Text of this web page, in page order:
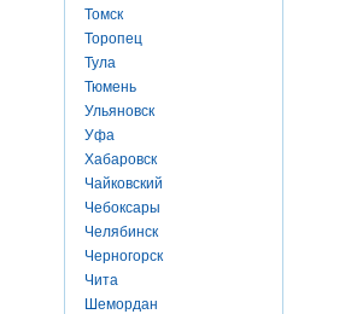
Томск
Торопец
Тула
Тюмень
Ульяновск
Уфа
Хабаровск
Чайковский
Чебоксары
Челябинск
Черногорск
Чита
Шемордан